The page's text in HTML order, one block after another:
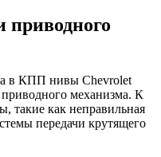
приводного
в КПП нивы Chevrolet
механизма. К
такие как неправильная
передачи крутящего